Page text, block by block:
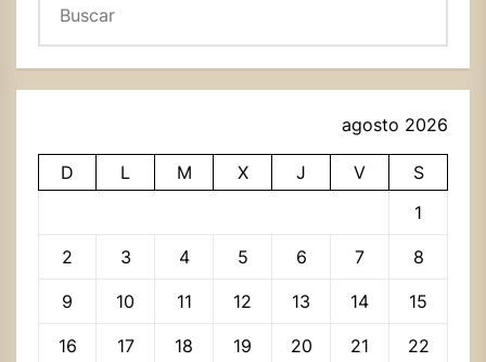
agosto 2026
D L M X J V
S
1
2 3 4 5 6 7 8
9 10 11 12 13 14 15
16 17 18 19 20 21 22